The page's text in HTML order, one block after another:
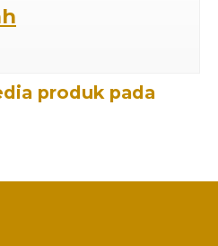
produk pada